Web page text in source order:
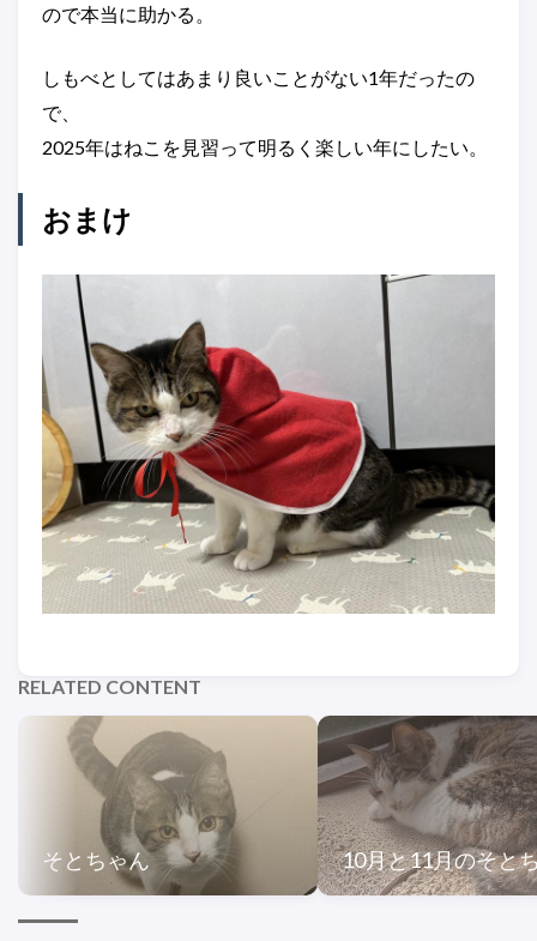
ので本当に助かる。
しもべとしてはあまり良いことがない1年だったの
で、
2025年はねこを見習って明るく楽しい年にしたい。
おまけ
RELATED CONTENT
そとちゃん 10月と11月のそと